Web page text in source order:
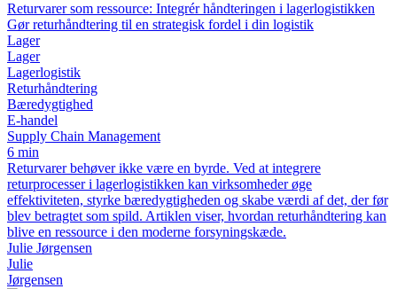
Returvarer som ressource: Integrér håndteringen i lagerlogistikken
Gør returhåndtering til en strategisk fordel i din logistik
Lager
Lager
Lagerlogistik
Returhåndtering
Bæredygtighed
E-handel
Supply Chain Management
6 min
Returvarer behøver ikke være en byrde. Ved at integrere
returprocesser i lagerlogistikken kan virksomheder øge
effektiviteten, styrke bæredygtigheden og skabe værdi af det, der før
blev betragtet som spild. Artiklen viser, hvordan returhåndtering kan
blive en ressource i den moderne forsyningskæde.
Julie Jørgensen
Julie
Jørgensen